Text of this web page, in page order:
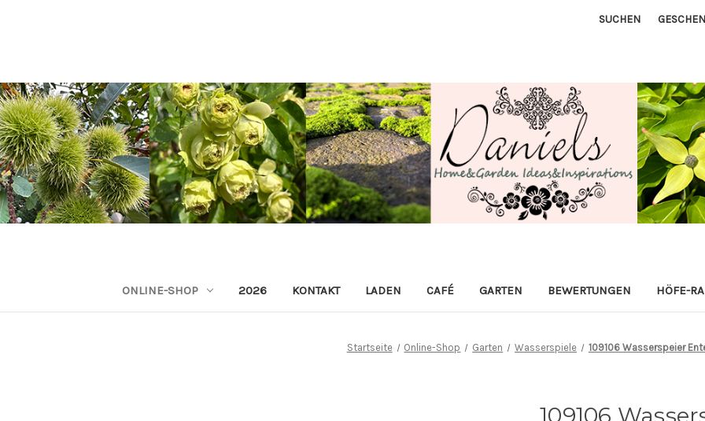
SUCHEN
ONLINE-SHOP 2026 KONTAKT LADEN CAFÉ GARTEN BEWERTUNGEN HÖFE-
Startseite Online-Shop Garten Wasserspiele 109106 Wasserspeier
109106